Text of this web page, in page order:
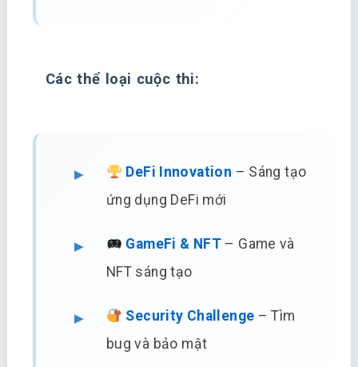
Các thể loại cuộc thi:
DeFi Innovation – Sáng tạo
ứng dụng DeFi mới
GameFi & NFT– Game và
NFT sáng tạo
Security Challenge – Tìm
bug và bảo mật